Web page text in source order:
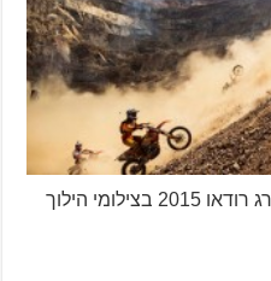
סרטון קצר המראה את הארצברג רודאו 2015 בצילומי הילוך